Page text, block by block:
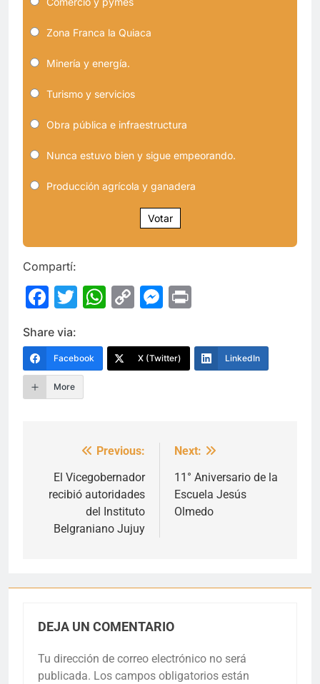
Zona Franca la Quiaca
Minería y energía.
Turismo y servicios
Obra pública e infraestructura
Nunca estuvo bien y sigue empeorando.
Producción agrícola y ganadera
Votar
Compartí:
Facebook
Twitter
WhatsApp
CopyMessenger
Share via:
Facebook X (Twitter) LinkedIn
More
Navegación
de
entradas
Previous:
El Vicegobernador
recibió autoridades
del Instituto
Belgraniano Jujuy
Next:
11° Aniversario de la
Escuela Jesús
Olmedo
DEJA UN COMENTARIO
Tu dirección de correo electrónico no será
publicada. Los campos obligatorios están